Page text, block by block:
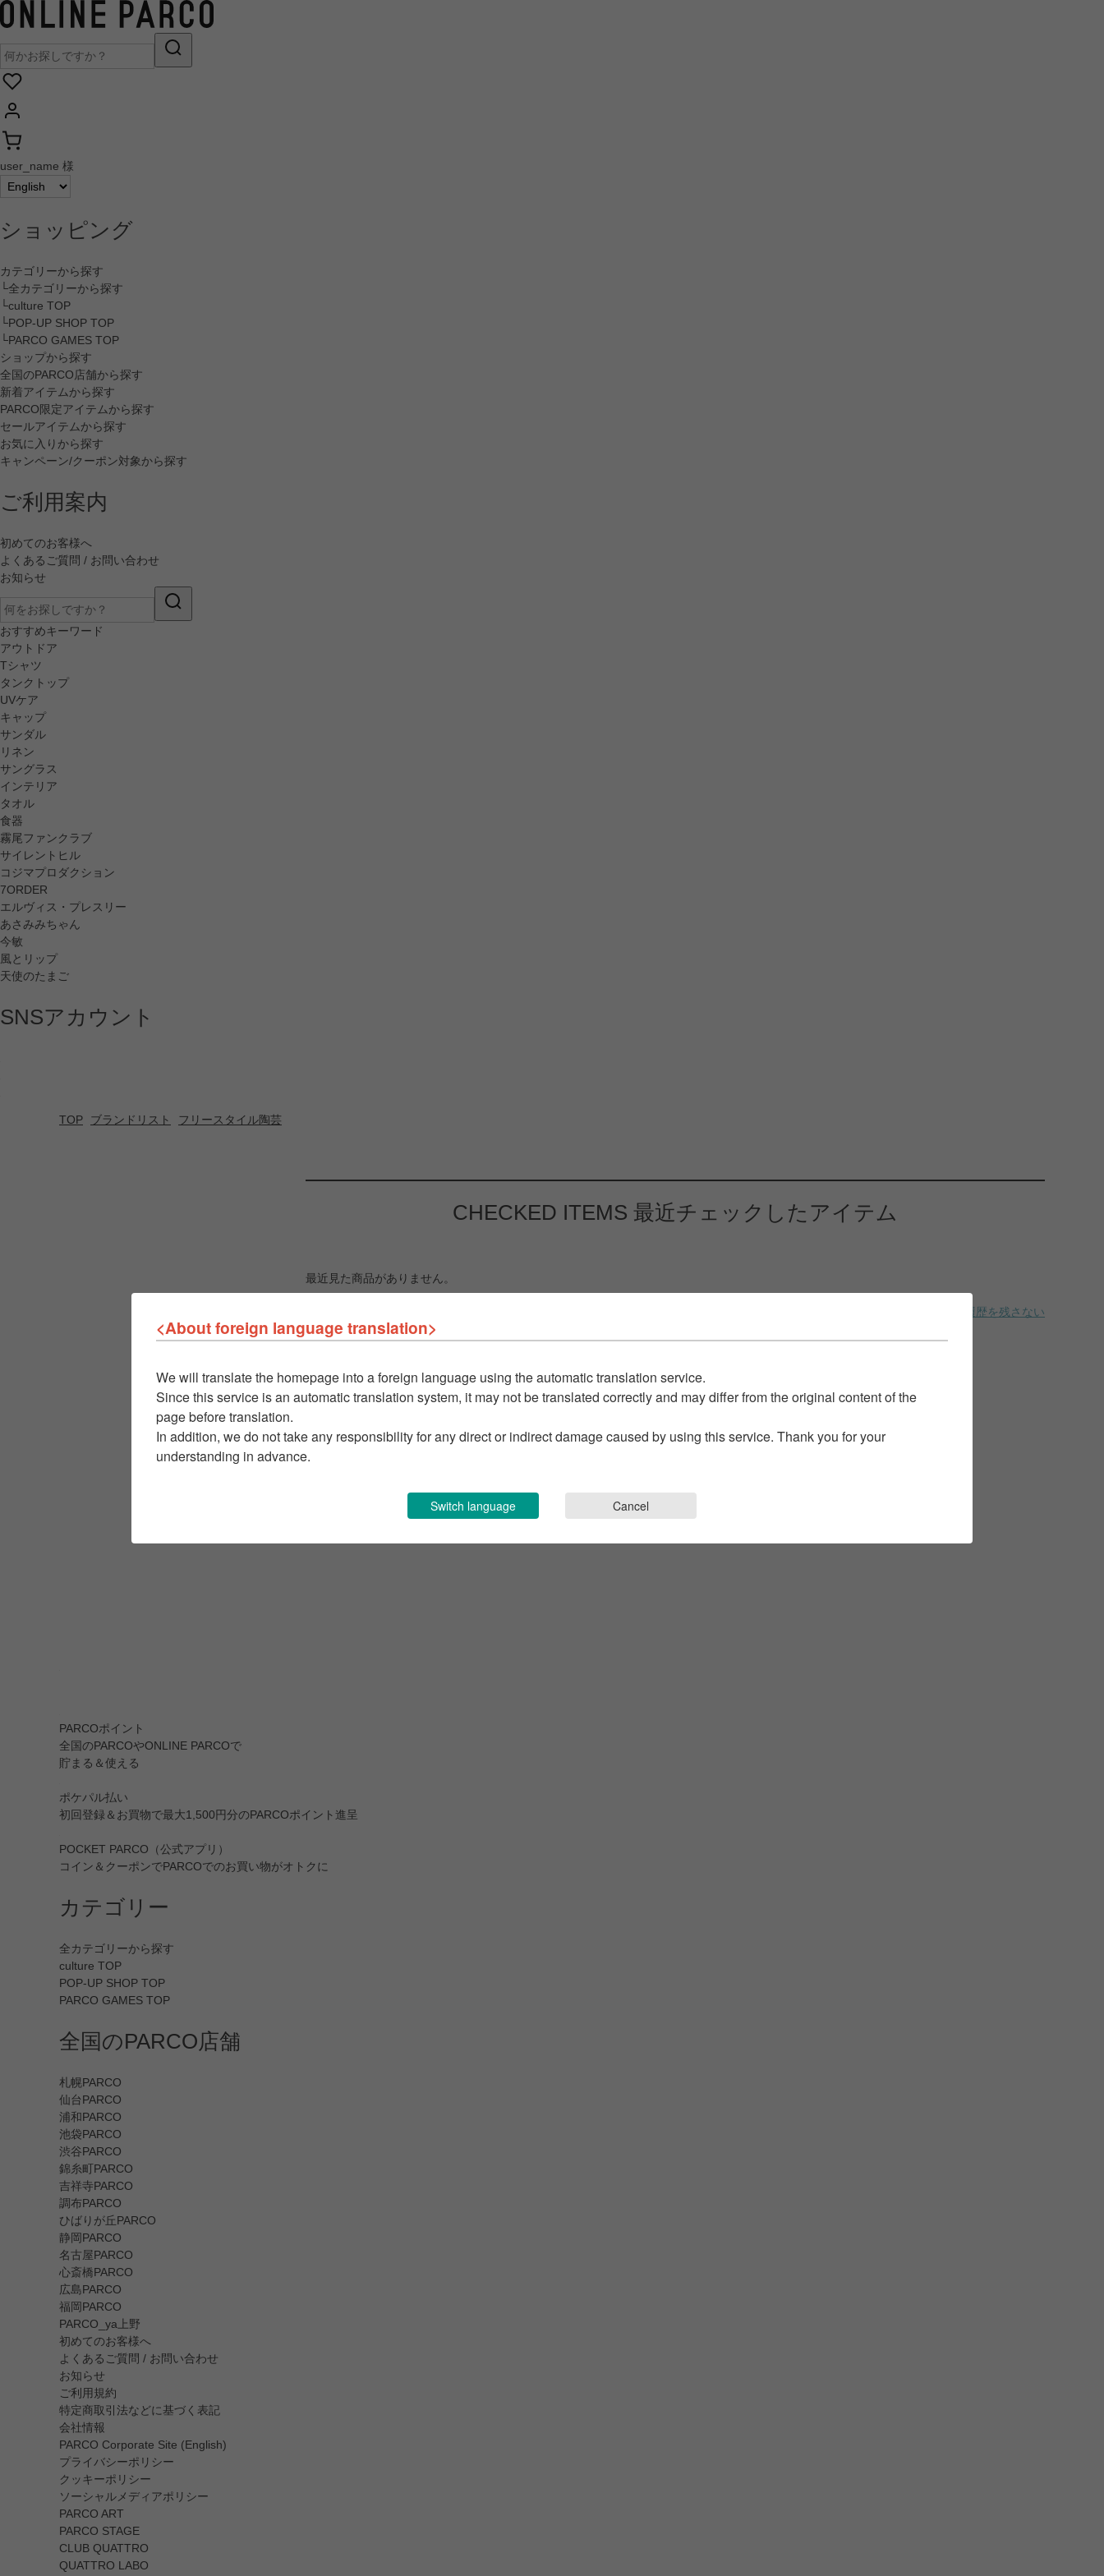
user_name 様
ショッピング
カテゴリーから探す
└全カテゴリーから探す
└culture TOP
└POP-UP SHOP TOP
└PARCO GAMES TOP
ショップから探す
全国のPARCO店舗から探す
新着アイテムから探す
PARCO限定アイテムから探す
セールアイテムから探す
お気に入りから探す
キャンペーン/クーポン対象から探す
ご利用案内
初めてのお客様へ
よくあるご質問 / お問い合わせ
お知らせ
おすすめキーワード
アウトドア
Tシャツ
タンクトップ
UVケア
キャップ
サンダル
リネン
サングラス
インテリア
タオル
食器
霧尾ファンクラブ
サイレントヒル
コジマプロダクション
7ORDER
エルヴィス・プレスリー
あさみみちゃん
今敏
風とリップ
天使のたまご
SNSアカウント
TOP ブランドリスト フリースタイル陶芸
CHECKED ITEMS 最近チェックしたアイテム
最近見た商品がありません。
履歴を残さない
PARCOポイント
全国のPARCOやONLINE PARCOで
貯まる＆使える
ポケパル払い
初回登録＆お買物で最大1,500円分のPARCOポイント進呈
POCKET PARCO（公式アプリ）
コイン＆クーポンでPARCOでのお買い物がオトクに
カテゴリー
全カテゴリーから探す
culture TOP
POP-UP SHOP TOP
PARCO GAMES TOP
全国のPARCO店舗
札幌PARCO
仙台PARCO
浦和PARCO
池袋PARCO
渋谷PARCO
錦糸町PARCO
吉祥寺PARCO
調布PARCO
ひばりが丘PARCO
静岡PARCO
名古屋PARCO
心斎橋PARCO
広島PARCO
福岡PARCO
PARCO_ya上野
初めてのお客様へ
よくあるご質問 / お問い合わせ
お知らせ
ご利用規約
特定商取引法などに基づく表記
会社情報
PARCO Corporate Site (English)
プライバシーポリシー
クッキーポリシー
ソーシャルメディアポリシー
PARCO ART
PARCO STAGE
CLUB QUATTRO
QUATTRO LABO
<About foreign language translation>
We will translate the homepage into a foreign language using the automatic translation service.
Since this service is an automatic translation system, it may not be translated correctly and may differ from the original content of the
page before translation.
In addition, we do not take any responsibility for any direct or indirect damage caused by using this service. Thank you for your
understanding in advance.
Switch language Cancel